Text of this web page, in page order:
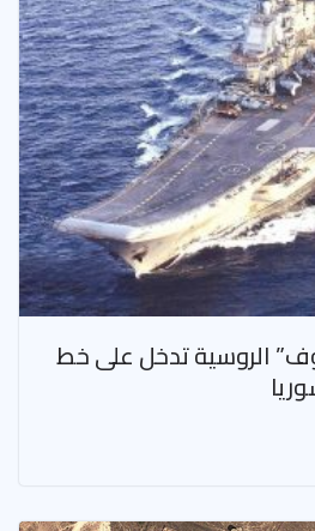
الروسية تدخل على خط